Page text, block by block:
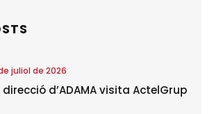
juliol de 2026
direcció d’ADAMA visita ActelGrup